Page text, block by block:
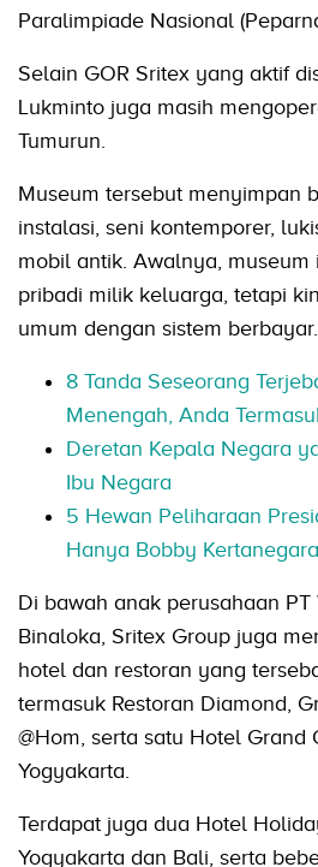
Paralimpiade Nasional
Selain GOR Sritex yang aktif
Lukminto juga masih
Tumurun.
Museum tersebut menyimpan
instalasi, seni kontemporer,
mobil antik. Awalnya, museum
pribadi milik keluarga, tetapi
umum dengan sistem berbayar.
8 Tanda Seseorang
Menengah, Anda
Deretan Kepala Negara
Ibu Negara
5 Hewan Peliharaan
Hanya Bobby Kertanegara
Di bawah anak perusahaan PT
Binaloka, Sritex Group juga
hotel dan restoran yang
termasuk Restoran Diamond,
@Hom, serta satu Hotel Grand
Yogyakarta.
Terdapat juga dua Hotel
Yogyakarta dan Bali, serta